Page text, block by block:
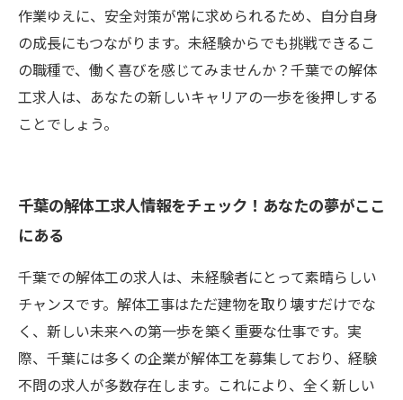
作業ゆえに、安全対策が常に求められるため、自分自身
の成長にもつながります。未経験からでも挑戦できるこ
の職種で、働く喜びを感じてみませんか？千葉での解体
工求人は、あなたの新しいキャリアの一歩を後押しする
ことでしょう。
千葉の解体工求人情報をチェック！あなたの夢がここ
にある
千葉での解体工の求人は、未経験者にとって素晴らしい
チャンスです。解体工事はただ建物を取り壊すだけでな
く、新しい未来への第一歩を築く重要な仕事です。実
際、千葉には多くの企業が解体工を募集しており、経験
不問の求人が多数存在します。これにより、全く新しい